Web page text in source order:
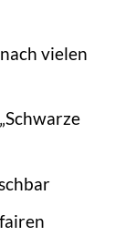
vielen